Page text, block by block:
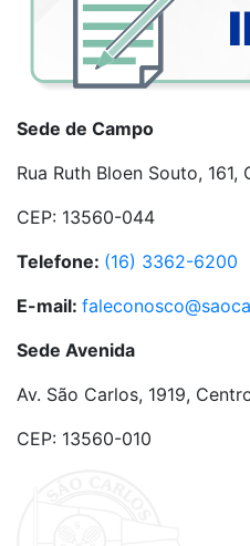
Sede de Campo
Rua Ruth Bloen Souto,
CEP: 13560-044
Telefone: (16) 3362-6200
E-mail:
Sede Avenida
Av. São Carlos, 1919,
CEP: 13560-010